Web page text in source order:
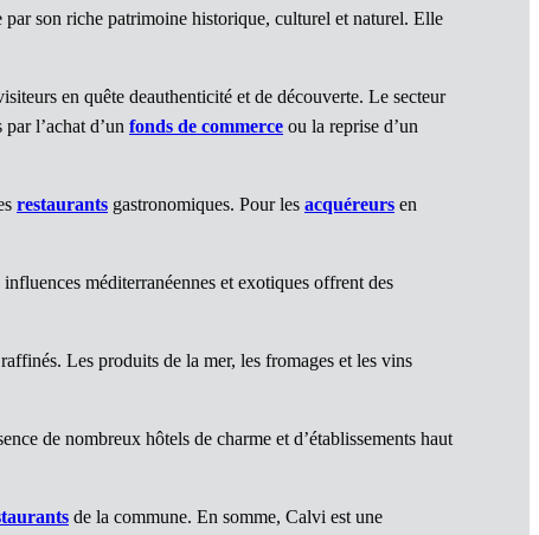
son riche patrimoine historique, culturel et naturel. Elle
en quête deauthenticité et de découverte. Le secteur
par l’achat d’un fonds de commerce ou la reprise d’un
restaurants gastronomiques. Pour les acquéreurs en
méditerranéennes et exotiques offrent des
Les produits de la mer, les fromages et les vins
de nombreux hôtels de charme et d’établissements haut
de la commune. En somme, Calvi est une